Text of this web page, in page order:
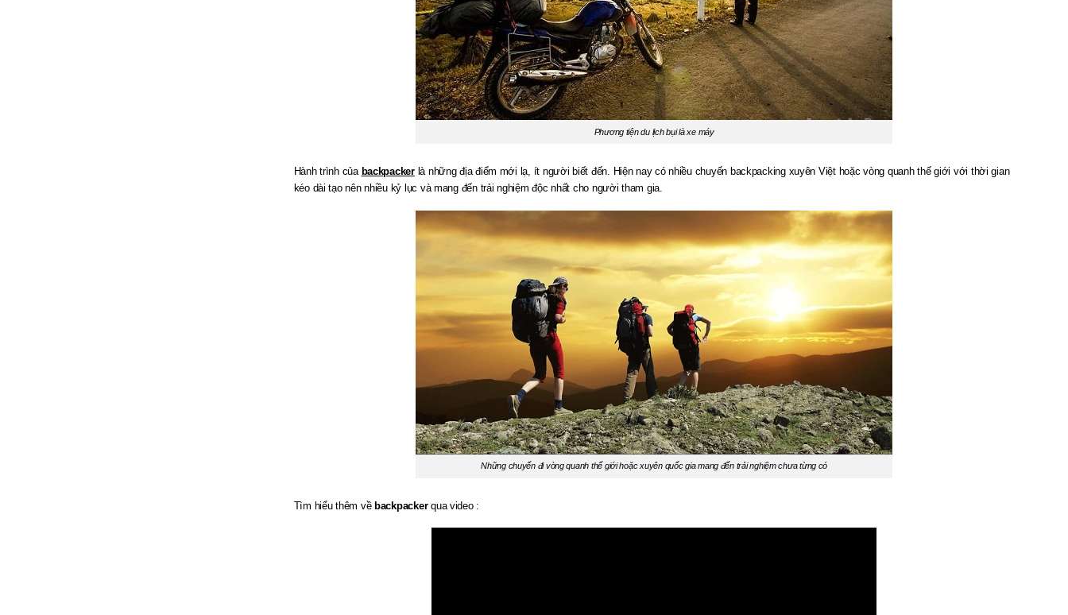
Phương tiện du lịch bụi là xe máy
Hành trình của backpackerlà những địa điểm mới lạ, ít người biết đến. Hiện nay có nhiều chuyến backpacking xuyên Việt hoặc vòng quanh thế giới với thời gian
kéo dài tạo nên nhiều kỷ lục và mang đến trải nghiệm độc nhất cho người tham gia.
Những chuyến đi vòng quanh thế giới hoặc xuyên quốc gia mang đến trải nghiệm chưa từng có
Tìm hiểu thêm về backpackerqua video :